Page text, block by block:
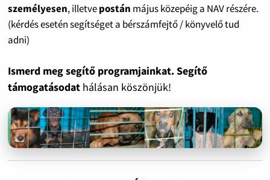
személyesen, illetvepostán május közepéig a NAV részére.
(kérdés esetén segítséget a bérszámfejtő / könyvelő tud
adni)
Ismerd meg segítő programjainkat. Segítő
támogatásodat hálásan köszönjük!